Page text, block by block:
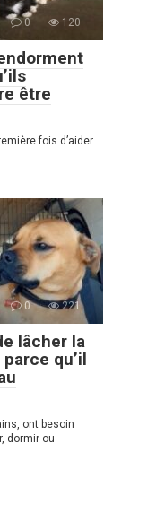
0 120
être
fois d’aider
0 221
lâcher la
qu’il
ont besoin
dormir ou